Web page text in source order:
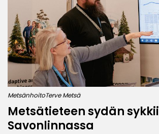
MetsänhoitoTerve Metsä
Metsätieteen sydän sykkii
Savonlinnassa